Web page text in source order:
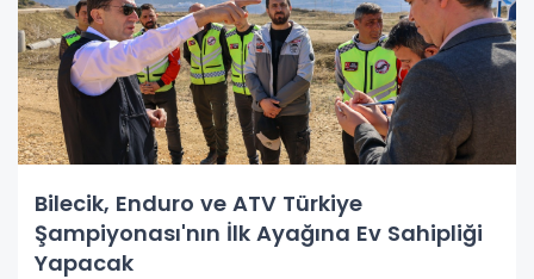
Bilecik, Enduro ve ATV Türkiye
Şampiyonası'nın İlk Ayağına Ev Sahipliği
Yapacak